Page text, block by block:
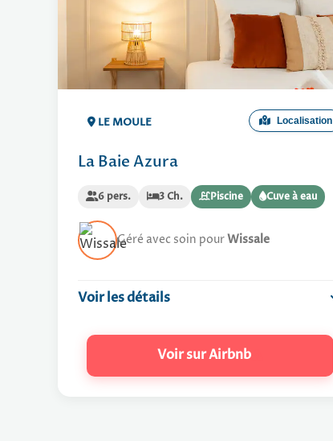
Le Logement
Une villa majestueuse à l'esprit tropical de 230 m²
avec vue mer panoramique et piscine XXL.
LE MOULE Localisation
La Baie Azura
6 pers. 3 Ch. Piscine Cuve à eau
Géré avec soin pourWissale
Voir les détails
Villa Prestige
Wifi gratuitVoir sur Airbnb